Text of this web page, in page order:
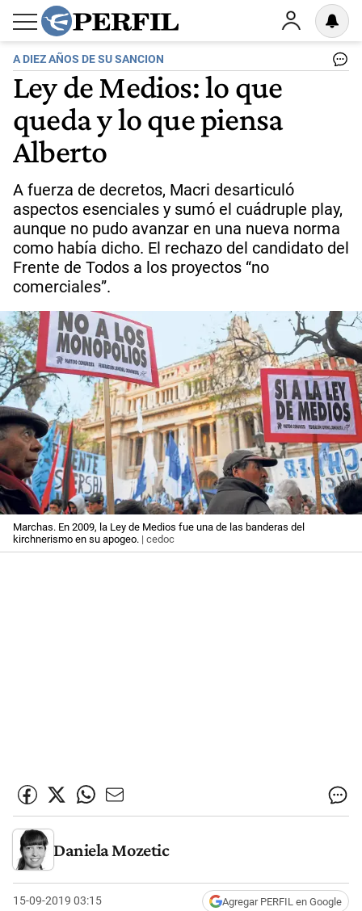
A DIEZ AÑOS DE SU SANCION
Ley de Medios: lo que
queda y lo que piensa
Alberto
A fuerza de decretos, Macri desarticuló
aspectos esenciales y sumó el cuádruple play,
aunque no pudo avanzar en una nueva norma
como había dicho. El rechazo del candidato del
Frente de Todos a los proyectos “no
comerciales”.
Marchas. En 2009, la Ley de Medios fue una de las banderas del
kirchnerismo en su apogeo. | cedoc
Daniela Mozetic
15-09-2019 03:15 Agregar PERFIL en Google